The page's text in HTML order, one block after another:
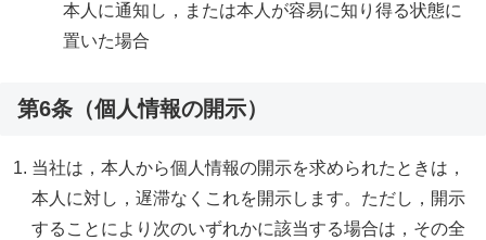
本人に通知し，または本人が容易に知り得る状態に
置いた場合
第6条（個人情報の開示）
当社は，本人から個人情報の開示を求められたときは，
本人に対し，遅滞なくこれを開示します。ただし，開示
することにより次のいずれかに該当する場合は，その全